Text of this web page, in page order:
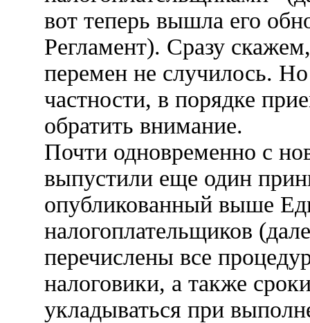
вот теперь вышла его
Регламент). Сразу
перемен не случилось.
частности, в порядке
обратить внимание.
Почти одновременно с
выпустили еще один
опубликованный выше
налогоплательщиков
перечислены все
налоговики, а также
укладываться при